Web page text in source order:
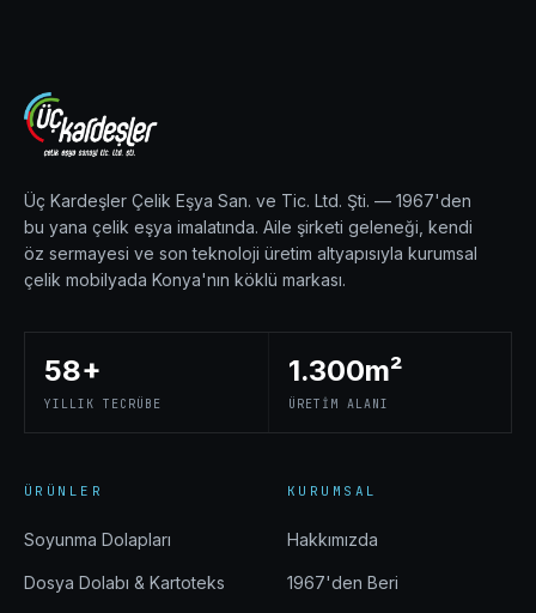
Üç Kardeşler Çelik Eşya San. ve Tic. Ltd. Şti. — 1967'den
bu yana çelik eşya imalatında. Aile şirketi geleneği, kendi
öz sermayesi ve son teknoloji üretim altyapısıyla kurumsal
çelik mobilyada Konya'nın köklü markası.
58+
YILLIK TECRÜBE
1.300m²
ÜRETIM ALANI
ÜRÜNLER
Soyunma Dolapları
Dosya Dolabı & Kartoteks
KURUMSAL
Hakkımızda
1967'den Beri